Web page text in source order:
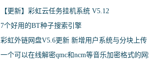
【更新】彩虹云任务挂机系统 V5.12
7个好用的BT种子搜索引擎
彩虹外链网盘V5.6更新 新增用户系统与分块上传
一个可以在线解密qmc和ncm等音乐加密格式的